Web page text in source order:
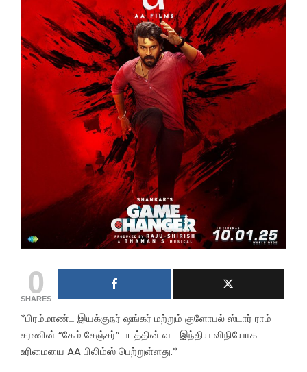
0
SHARES
*பிரம்மாண்ட இயக்குநர் ஷங்கர் மற்றும் குளோபல் ஸ்டார் ராம்
சரணின் “கேம் சேஞ்சர்” படத்தின் வட இந்திய விநியோக
உரிமையை AA பிலிம்ஸ் பெற்றுள்ளது.*